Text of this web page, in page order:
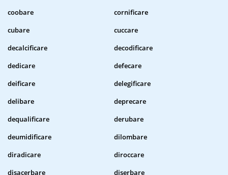
coobare
cornificare
cubare
cuccare
decalcificare
decodificare
dedicare
defecare
deificare
delegificare
delibare
deprecare
dequalificare
derubare
deumidificare
dilombare
diradicare
diroccare
disacerbare
diserbare